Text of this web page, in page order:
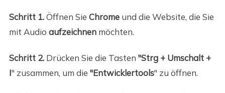
Schritt 1.Öffnen Sie Chromeund die Website, die Sie
mit Audio aufzeichnenmöchten.
Schritt 2.Drücken Sie die Tasten "Strg + Umschalt +
I" zusammen, um die "Entwicklertools" zu öffnen.